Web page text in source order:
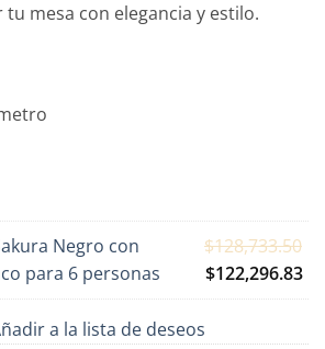
mesa con elegancia y estilo.
Negro con
para 6 personas
$128,733.50
El
precio
$122,296.83El
a la lista de deseos